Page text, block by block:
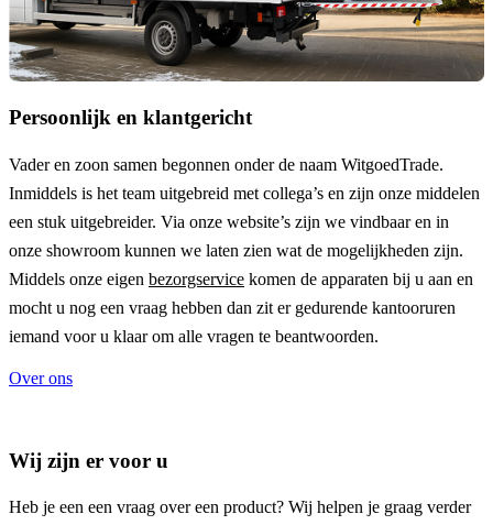
Persoonlijk en klantgericht
Vader en zoon samen begonnen onder de naam WitgoedTrade.
Inmiddels is het team uitgebreid met collega’s en zijn onze middelen
een stuk uitgebreider. Via onze website’s zijn we vindbaar en in
onze showroom kunnen we laten zien wat de mogelijkheden zijn.
Middels onze eigen bezorgservice komen de apparaten bij u aan en
mocht u nog een vraag hebben dan zit er gedurende kantooruren
iemand voor u klaar om alle vragen te beantwoorden.
Over ons
Wij zijn er voor u
Heb je een een vraag over een product? Wij helpen je graag verder